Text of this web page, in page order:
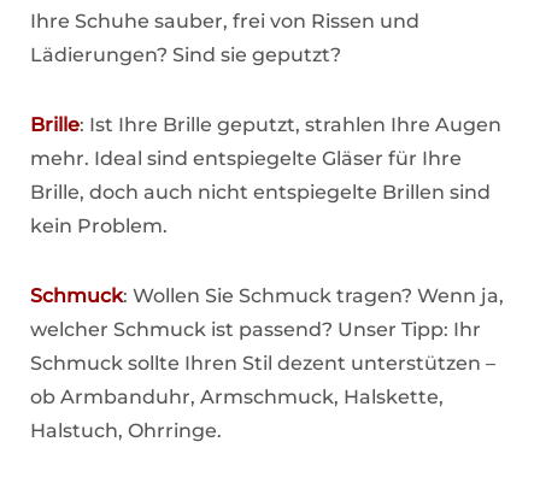
Ihre Schuhe sauber, frei von Rissen und
Lädierungen? Sind sie geputzt?
Brille: Ist Ihre Brille geputzt, strahlen Ihre Augen
mehr. Ideal sind entspiegelte Gläser für Ihre
Brille, doch auch nicht entspiegelte Brillen sind
kein Problem.
Schmuck: Wollen Sie Schmuck tragen? Wenn ja,
welcher Schmuck ist passend? Unser Tipp: Ihr
Schmuck sollte Ihren Stil dezent unterstützen –
ob Armbanduhr, Armschmuck, Halskette,
Halstuch, Ohrringe.